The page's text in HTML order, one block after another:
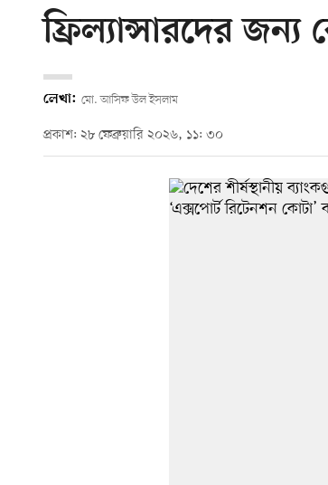
ফ্রিল্যান্সারদের
লেখা: মো. আসিফ উল ইসলাম
প্রকাশ: ২৮ ফেব্রুয়ারি ২০২৬, ১১: ৩০